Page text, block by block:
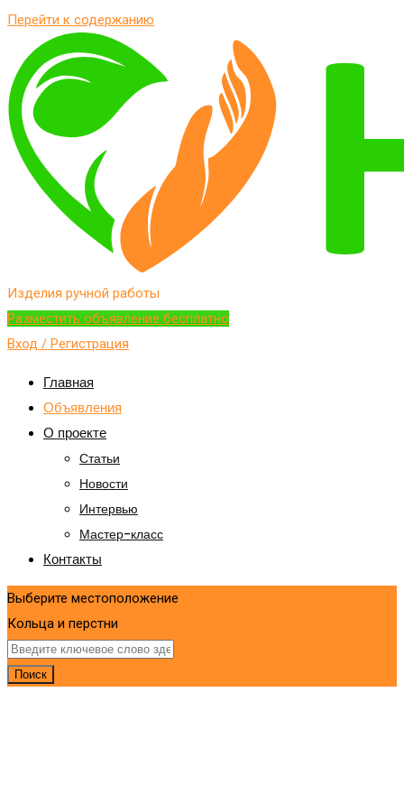
Перейти к содержанию
Изделия ручной работы
Разместить объявление бесплатно
Вход / Регистрация
Главная
Объявления
О проекте
Статьи
Новости
Интервью
Мастер-класс
Контакты
Выберите местоположение
Кольца и перстни
Поиск